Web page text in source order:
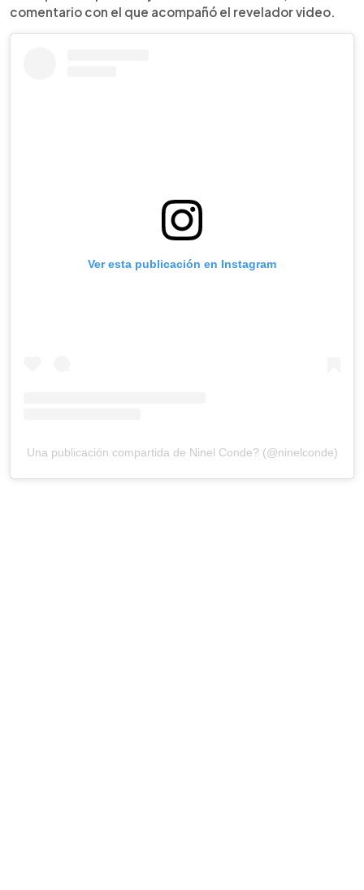
comentario con el que acompañó el revelador video.
Ver esta publicación en Instagram
Una publicación compartida de Ninel Conde? (@ninelconde)